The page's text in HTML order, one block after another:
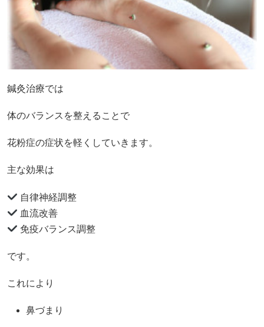
鍼灸治療では
体のバランスを整えることで
花粉症の症状を軽くしていきます。
主な効果は
自律神経調整
血流改善
免疫バランス調整
です。
これにより
鼻づまり